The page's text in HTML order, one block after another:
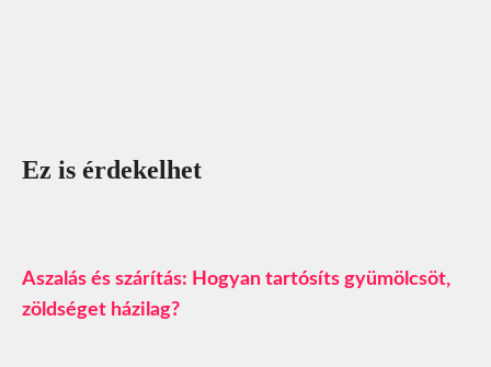
Ez is érdekelhet
Aszalás és szárítás: Hogyan tartósíts gyümölcsöt,
zöldséget házilag?